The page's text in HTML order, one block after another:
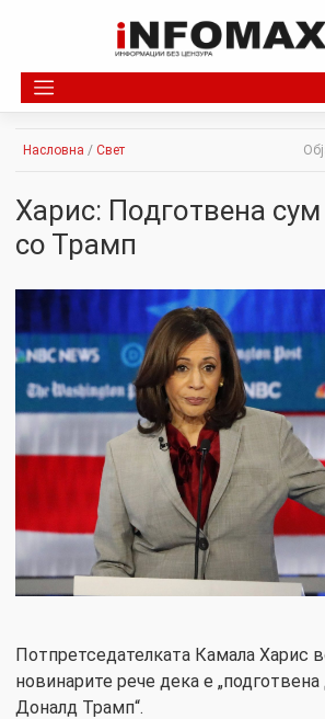
Насловна / Свет
Харис: Подготвена сум
со Трамп
Потпретседателката Камала Харис
новинарите рече дека е
Доналд Трамп“.